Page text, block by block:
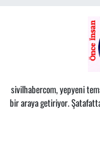
sivilhabercom, yepyeni
bir araya getiriyor.